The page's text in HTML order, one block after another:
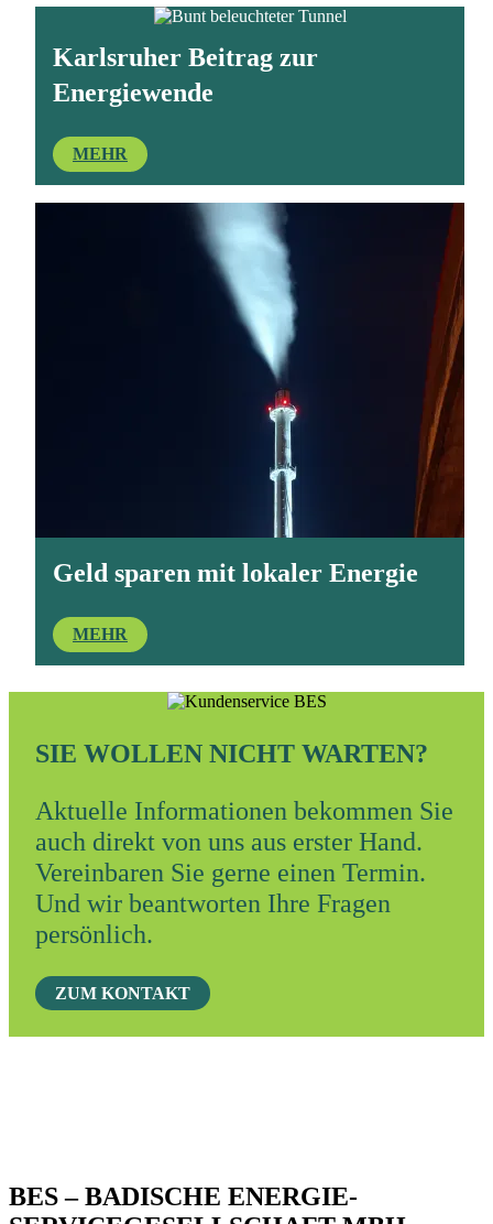
Karlsruher Beitrag zur
Energiewende
MEHR
Geld sparen mit lokaler Energie
MEHR
SIE WOLLEN NICHT WARTEN?
Aktuelle Informationen bekommen Sie
auch direkt von uns aus erster Hand.
Vereinbaren Sie gerne einen Termin.
Und wir beantworten Ihre Fragen
persönlich.
ZUM KONTAKT
BES – BADISCHE ENERGIE-